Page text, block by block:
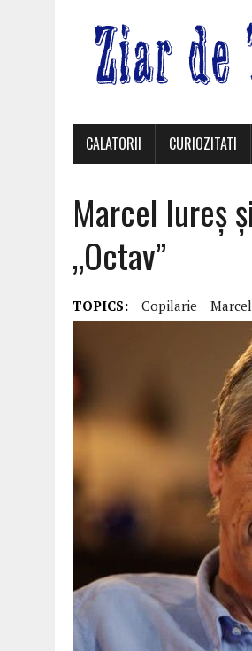
CALATORII CURIOZITATI
Marcel Iureș
„Octav”
TOPICS: Copilarie